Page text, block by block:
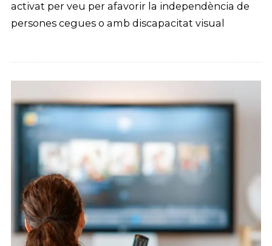
activat per veu per afavorir la independència de
persones cegues o amb discapacitat visual